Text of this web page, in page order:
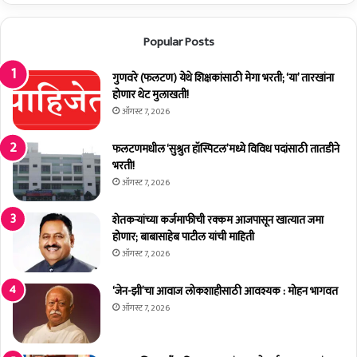
च्या
रे
तू
न
'
पु
स्त
का
चे
मु
ख्य
मं
क
ना
रा
व
Popular Posts
गुणवरे (फलटण) येथे शिक्षकांसाठी मेगा भरती; ‘या’ तारखांना
होणार थेट मुलाखती!
ऑगस्ट 7, 2026
फलटणमधील ‘सुश्रुत हॉस्पिटल’मध्ये विविध पदांसाठी तातडीने
भरती!
ऑगस्ट 7, 2026
शेतकर्‍यांच्या कर्जमाफीची रक्कम आजपासून खात्यात जमा
होणार; बाबासाहेब पाटील यांची माहिती
ऑगस्ट 7, 2026
‘जेन-झी’चा आवाज लोकशाहीसाठी आवश्यक : मोहन भागवत
ऑगस्ट 7, 2026